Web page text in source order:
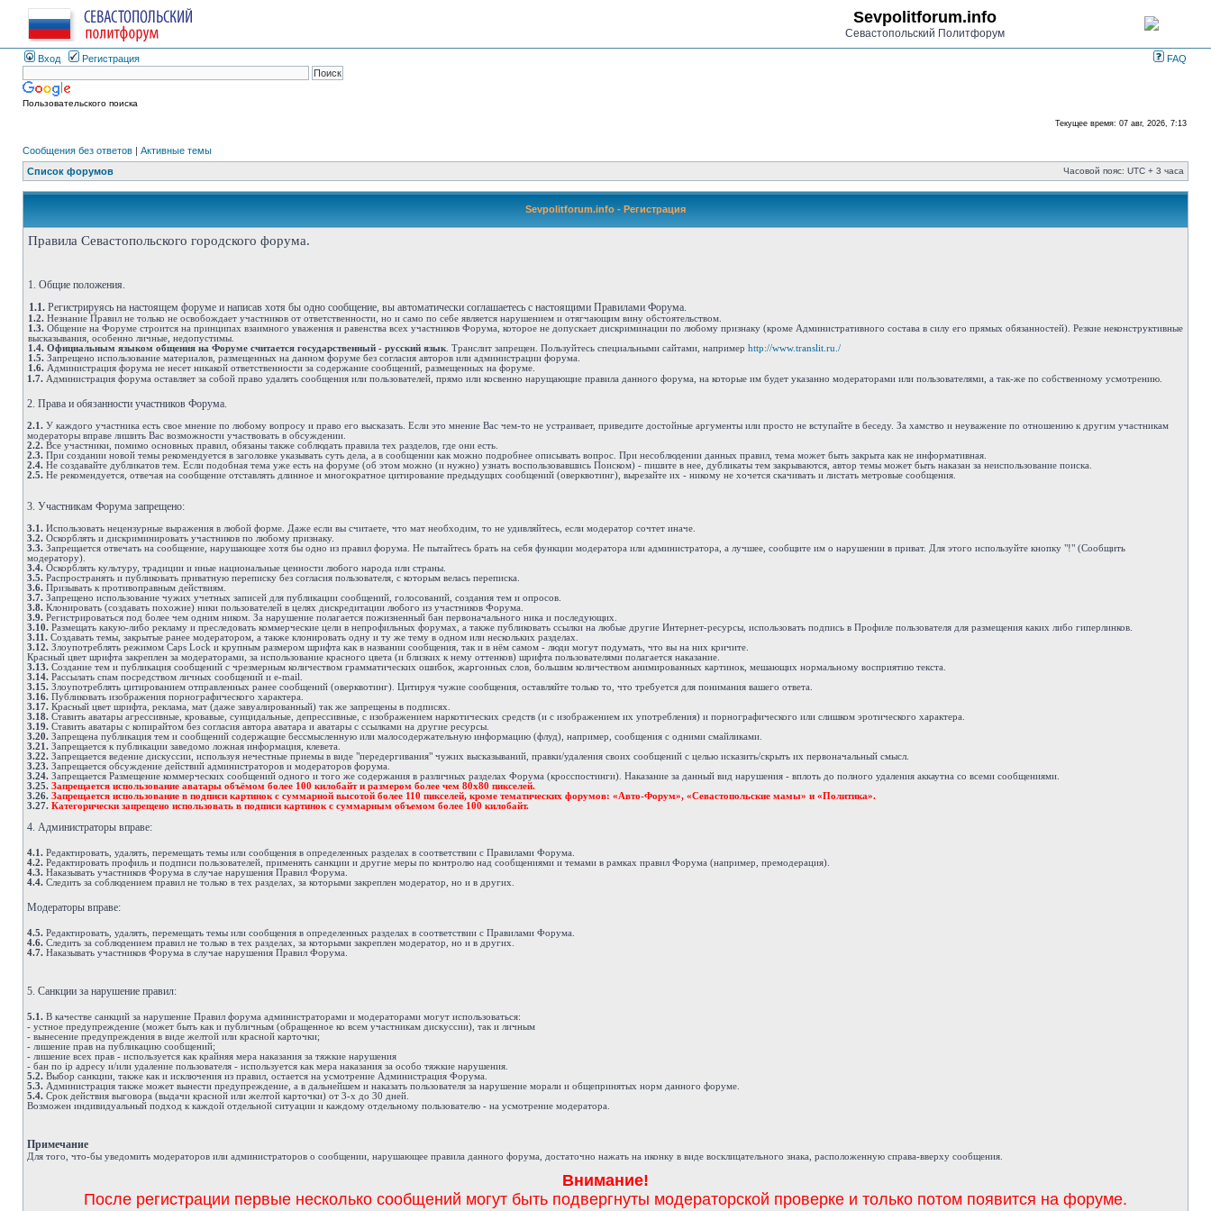
Sevpolitforum.info
Севастопольский Политфорум
Вход Регистрация FAQ
Пользовательского поиска
Текущее время: 07 авг, 2026, 7:13
Сообщения без ответов | Активные темы
Список форумов
Часовой пояс: UTC + 3 часа
Sevpolitforum.info - Регистрация
Правила Севастопольского городского форума.
1. Общие положения.
1.1. Регистрируясь на настоящем форуме и написав хотя бы одно сообщение, вы автоматически соглашаетесь с настоящими Правилами Форума.
1.2. Незнание Правил не только не освобождает участников от ответственности, но и само по себе является нарушением и отягчающим вину обстоятельством.
1.3. Общение на Форуме строится на принципах взаимного уважения и равенства всех участников Форума, которое не допускает дискриминации по любому признаку (кроме Административного состава в силу его прямых обязанностей). Резкие неконструктивные
высказывания, особенно личные, недопустимы.
1.4. Официальным языком общения на Форуме считается государственный - русский язык . Транслит запрещен. Пользуйтесь специальными сайтами, например http://www.translit.ru./
1.5. Запрещено использование материалов, размещенных на данном форуме без согласия авторов или администрации форума.
1.6. Администрация форума не несет никакой ответственности за содержание сообщений, размещенных на форуме.
1.7. Администрация форума оставляет за собой право удалять сообщения или пользователей, прямо или косвенно нарущающие правила данного форума, на которые им будет указанно модераторами или пользователями, а так-же по собственному усмотрению.
2. Права и обязанности участников Форума.
2.1. У каждого участника есть свое мнение по любому вопросу и право его высказать. Если это мнение Вас чем-то не устраивает, приведите достойные аргументы или просто не вступайте в беседу. За хамство и неуважение по отношению к другим участникам
модераторы вправе лишить Вас возможности участвовать в обсуждении.
2.2. Все участники, помимо основных правил, обязаны также соблюдать правила тех разделов, где они есть.
2.3. При создании новой темы рекомендуется в заголовке указывать суть дела, а в сообщении как можно подробнее описывать вопрос. При несоблюдении данных правил, тема может быть закрыта как не информативная.
2.4. Не создавайте дубликатов тем. Если подобная тема уже есть на форуме (об этом можно (и нужно) узнать воспользовавшись Поиском) - пишите в нее, дубликаты тем закрываются, автор темы может быть наказан за неиспользование поиска.
2.5. Не рекомендуется, отвечая на сообщение отставлять длинное и многократное цитирование предыдущих сообщений (оверквотинг), вырезайте их - никому не хочется скачивать и листать метровые сообщения.
3. Участникам Форума запрещено:
3.1. Использовать нецензурные выражения в любой форме. Даже если вы считаете, что мат необходим, то не удивляйтесь, если модератор сочтет иначе.
3.2. Оскорблять и дискриминировать участников по любому признаку.
3.3. Запрещается отвечать на сообщение, нарушающее хотя бы одно из правил форума. Не пытайтесь брать на себя функции модератора или администратора, а лучшее, сообщите им о нарушении в приват. Для этого используйте кнопку "!" (Сообщить
модератору).
3.4. Оскорблять культуру, традиции и иные национальные ценности любого народа или страны.
3.5. Распространять и публиковать приватную переписку без согласия пользователя, с которым велась переписка.
3.6. Призывать к противоправным действиям.
3.7. Запрещено использование чужих учетных записей для публикации сообщений, голосований, создания тем и опросов.
3.8. Клонировать (создавать похожие) ники пользователей в целях дискредитации любого из участников Форума.
3.9. Регистрироваться под более чем одним ником. За нарушение полагается пожизненный бан первоначального ника и последующих.
3.10. Размещать какую-либо рекламу и преследовать коммерческие цели в непрофильных форумах, а также публиковать ссылки на любые другие Интернет-ресурсы, использовать подпись в Профиле пользователя для размещения каких либо гиперлинков.
3.11. Создавать темы, закрытые ранее модератором, а также клонировать одну и ту же тему в одном или нескольких разделах.
3.12. Злоупотреблять режимом Caps Lock и крупным размером шрифта как в названии сообщения, так и в нём самом - люди могут подумать, что вы на них кричите.
Красный цвет шрифта закреплен за модераторами, за использование красного цвета (и близких к нему оттенков) шрифта пользователями полагается наказание.
3.13. Создание тем и публикация сообщений с чрезмерным количеством грамматических ошибок, жаргонных слов, большим количеством анимированных картинок, мешающих нормальному восприятию текста.
3.14. Рассылать спам посредством личных сообщений и e-mail.
3.15. Злоупотреблять цитированием отправленных ранее сообщений (оверквотинг). Цитируя чужие сообщения, оставляйте только то, что требуется для понимания вашего ответа.
3.16. Публиковать изображения порнографического характера.
3.17. Красный цвет шрифта, реклама, мат (даже завуалированный) так же запрещены в подписях.
3.18. Ставить аватары агрессивные, кровавые, суицидальные, депрессивные, с изображением наркотических средств (и с изображением их употребления) и порнографического или слишком эротического характера.
3.19. Ставить аватары с копирайтом без согласия автора аватара и аватары с ссылками на другие ресурсы.
3.20. Запрещена публикация тем и сообщений содержащие бессмысленную или малосодержательную информацию (флуд), например, сообщения с одними смайликами.
3.21. Запрещается к публикации заведомо ложная информация, клевета.
3.22. Запрещается ведение дискуссии, используя нечестные приемы в виде "передергивания" чужих высказываний, правки/удаления своих сообщений с целью исказить/скрыть их первоначальный смысл.
3.23. Запрещается обсуждение действий администраторов и модераторов форума.
3.24. Запрещается Размещение коммерческих сообщений одного и того же содержания в различных разделах Форума (кросспостинги). Наказание за данный вид нарушения - вплоть до полного удаления аккаутна со всеми сообщениями.
3.25. Запрещается использование аватары объёмом более 100 килобайт и размером более чем 80х80 пикселей.
3.26. Запрещается использование в подписи картинок с суммарной высотой более 110 пикселей, кроме тематических форумов: «Авто-Форум», «Севастопольские мамы» и «Политика».
3.27. Категорически запрещено использовать в подписи картинок с суммарным объемом более 100 килобайт.
4. Администраторы вправе:
4.1. Редактировать, удалять, перемещать темы или сообщения в определенных разделах в соответствии с Правилами Форума.
4.2. Редактировать профиль и подписи пользователей, применять санкции и другие меры по контролю над сообщениями и темами в рамках правил Форума (например, премодерация).
4.3. Наказывать участников Форума в случае нарушения Правил Форума.
4.4. Следить за соблюдением правил не только в тех разделах, за которыми закреплен модератор, но и в других.
Модераторы вправе:
4.5. Редактировать, удалять, перемещать темы или сообщения в определенных разделах в соответствии с Правилами Форума.
4.6. Следить за соблюдением правил не только в тех разделах, за которыми закреплен модератор, но и в других.
4.7. Наказывать участников Форума в случае нарушения Правил Форума.
5. Санкции за нарушение правил:
5.1. В качестве санкций за нарушение Правил форума администраторами и модераторами могут использоваться:
- устное предупреждение (может быть как и публичным (обращенное ко всем участникам дискуссии), так и личным
- вынесение предупреждения в виде желтой или красной карточки;
- лишение прав на публикацию сообщений;
- лишение всех прав - используется как крайняя мера наказания за тяжкие нарушения
- бан по ip адресу и/или удаление пользователя - используется как мера наказания за особо тяжкие нарушения.
5.2. Выбор санкции, также как и исключения из правил, остается на усмотрение Администрация Форума.
5.3. Администрация также может вынести предупреждение, а в дальнейшем и наказать пользователя за нарушение морали и общепринятых норм данного форуме.
5.4. Срок действия выговора (выдачи красной или желтой карточки) от 3-х до 30 дней.
Возможен индивидуальный подход к каждой отдельной ситуации и каждому отдельному пользователю - на усмотрение модератора.
Примечание
Для того, что-бы уведомить модераторов или администраторов о сообщении, нарушающее правила данного форума, достаточно нажать на иконку в виде восклицательного знака, расположенную справа-вверху сообщения.
Внимание!
После регистрации первые несколько сообщений могут быть подвергнуты модераторской проверке и только потом появится на форуме.